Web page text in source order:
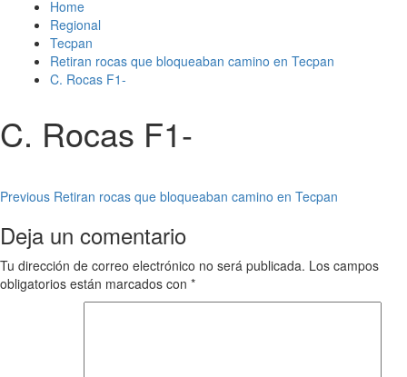
Home
Regional
Tecpan
Retiran rocas que bloqueaban camino en Tecpan
C. Rocas F1-
C. Rocas F1-
Post
navigation
Previous Retiran rocas que bloqueaban camino en Tecpan
Deja un comentario
Tu dirección de correo electrónico no será publicada. Los campos
obligatorios están marcados con *